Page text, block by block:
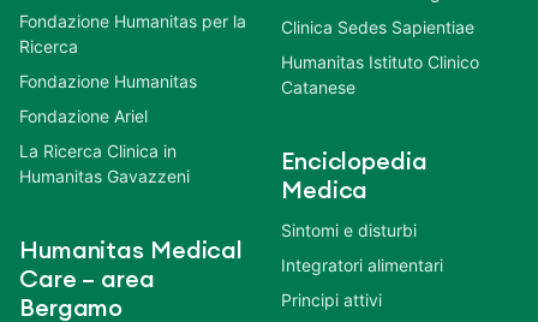
Fondazione Humanitas per la
Ricerca
Fondazione Humanitas
Fondazione Ariel
La Ricerca Clinica in
Humanitas Gavazzeni
Humanitas Medical
Care – area
Bergamo
Clinica Sedes Sapientiae
Humanitas Istituto Clinico
Catanese
Enciclopedia
Medica
Sintomi e disturbi
Integratori alimentari
Principi attivi